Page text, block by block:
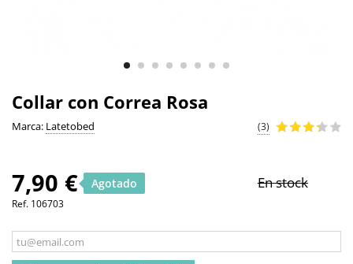
Collar con Correa Rosa
Marca: Latetobed (3)
7,90 € Agotado En stock
Ref. 106703